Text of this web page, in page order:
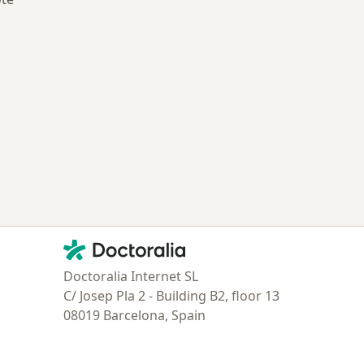
Contacto
Doctoralia - Página de inicio
Doctoralia Internet SL
C/ Josep Pla 2 - Building B2, floor 13
08019 Barcelona, Spain